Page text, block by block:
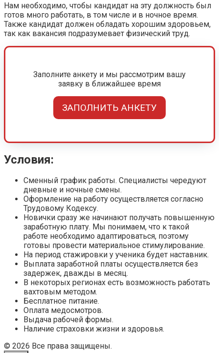
Нам необходимо, чтобы кандидат на эту должность был
готов много работать, в том числе и в ночное время.
Также кандидат должен обладать хорошим здоровьем,
так как вакансия подразумевает физический труд.
Заполните анкету и мы рассмотрим вашу
заявку в ближайшее время
ЗАПОЛНИТЬ АНКЕТУ
Условия:
Сменный график работы. Специалисты чередуют
дневные и ночные смены.
Оформление на работу осуществляется согласно
Трудовому Кодексу.
Новички сразу же начинают получать повышенную
заработную плату. Мы понимаем, что к такой
работе необходимо адаптироваться, поэтому
готовы провести материальное стимулирование.
На период стажировки у ученика будет наставник.
Выплата заработной платы осуществляется без
задержек, дважды в месяц.
В некоторых регионах есть возможность работать
вахтовым методом.
Бесплатное питание.
Оплата медосмотров.
Выдача рабочей формы.
Наличие страховки жизни и здоровья.
© 2026 Все права защищены.